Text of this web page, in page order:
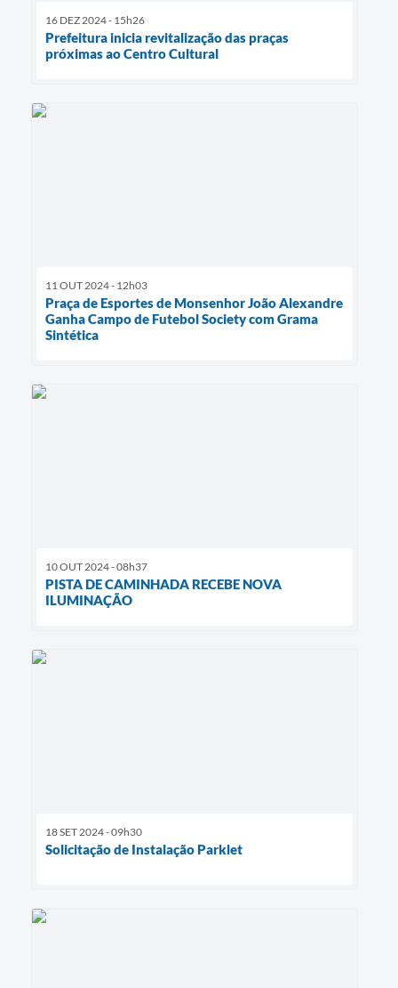
16 DEZ 2024 - 15h26
Prefeitura inicia revitalização das praças
próximas ao Centro Cultural
11 OUT 2024 - 12h03
Praça de Esportes de Monsenhor João Alexandre
Ganha Campo de Futebol Society com Grama
Sintética
10 OUT 2024 - 08h37
PISTA DE CAMINHADA RECEBE NOVA
ILUMINAÇÃO
18 SET 2024 - 09h30
Solicitação de Instalação Parklet